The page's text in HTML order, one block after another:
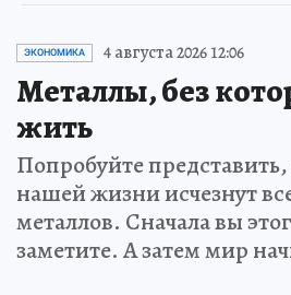
ЭКОНОМИКА 4 августа 2026 12:06
Металлы, без
жить
Попробуйте
нашей жизни исчезнут
металлов. Сначала вы
заметите. А затем мир